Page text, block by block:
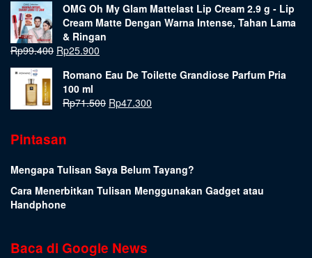
OMG Oh My Glam Mattelast Lip Cream 2.9 g - Lip
Cream Matte Dengan Warna Intense, Tahan Lama
& Ringan
Rp99.400 Rp25.900
Romano Eau De Toilette Grandiose Parfum Pria
100 ml
Rp71.500 Rp47.300
Pintasan
Mengapa Tulisan Saya Belum Tayang?
Cara Menerbitkan Tulisan Menggunakan Gadget atau
Handphone
Baca di Google News